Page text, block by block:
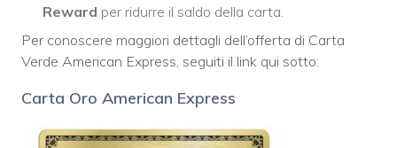
Reward per ridurre il saldo della carta.
Per conoscere maggiori dettagli dell’offerta di Carta
Verde American Express, seguiti il link qui sotto:
Carta Oro American Express